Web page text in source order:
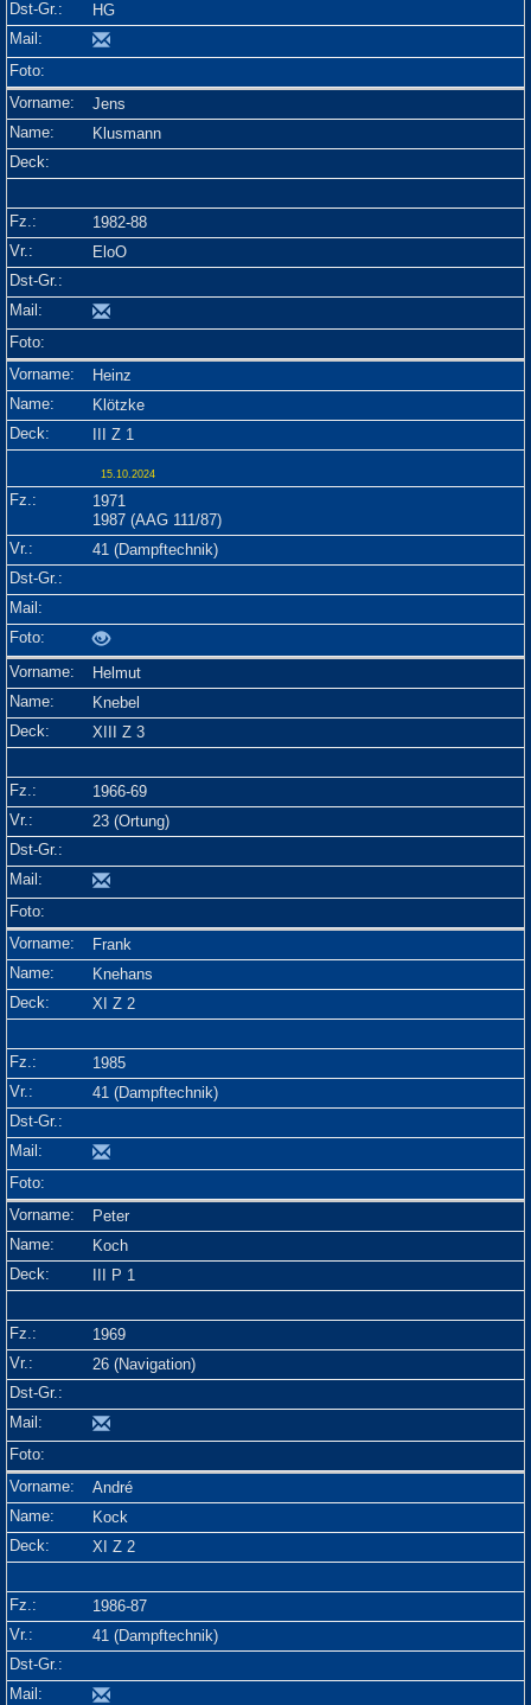
HG
Jens
Klusmann
1982-88
EloO
Heinz
Klötzke
III Z 1
15.10.2024
1971
1987 (AAG 111/87)
41 (Dampftechnik)
Helmut
Knebel
XIII Z 3
1966-69
23 (Ortung)
Frank
Knehans
XI Z 2
1985
41 (Dampftechnik)
Peter
Koch
III P 1
1969
26 (Navigation)
André
Kock
XI Z 2
1986-87
41 (Dampftechnik)